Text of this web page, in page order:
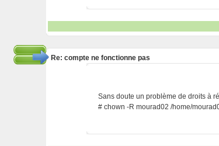
Re: compte ne fonctionne pas
Sans doute un problème de droits à
# chown -R mourad02 /home/